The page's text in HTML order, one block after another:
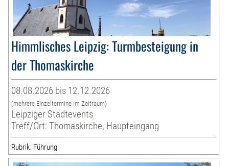
Himmlisches Leipzig: Turmbesteigung in
der Thomaskirche
08.08.2026 bis 12.12.2026
(mehrere Einzeltermine im Zeitraum)
Leipziger Stadtevents
Treff/Ort: Thomaskirche, Haupteingang
Rubrik: Führung